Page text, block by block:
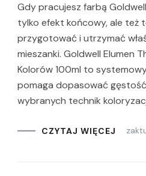
Gdy pracujesz farbą
tylko efekt końcowy, ale też
przygotować i utrzymać
mieszanki. Goldwell Elumen
Kolorów 100ml to
pomaga dopasować
wybranych technik
CZYTAJ WIĘCEJ